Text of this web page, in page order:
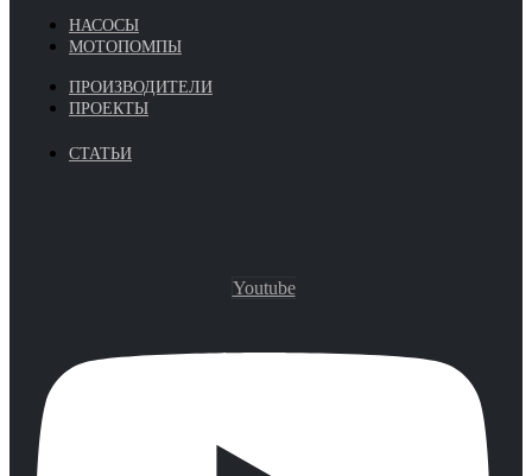
НАСОСЫ
МОТОПОМПЫ
ПРОИЗВОДИТЕЛИ
ПРОЕКТЫ
СТАТЬИ
Youtube